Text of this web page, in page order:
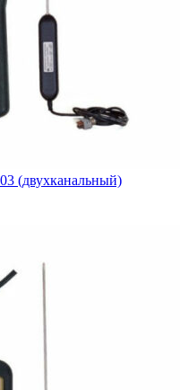
(двухканальный)